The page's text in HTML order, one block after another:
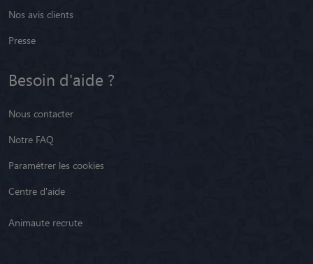
Nos avis clients
Presse
Besoin d'aide ?
Nous contacter
Notre FAQ
Paramétrer les cookies
Centre d'aide
Animaute recrute